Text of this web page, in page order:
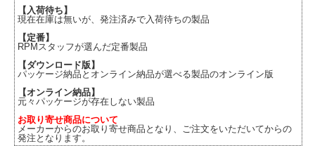
【入荷待ち】
現在在庫は無いが、発注済みで入荷待ちの製品
【定番】
RPMスタッフが選んだ定番製品
【ダウンロード版】
パッケージ納品とオンライン納品が選べる製品のオンライン版
【オンライン納品】
元々パッケージが存在しない製品
お取り寄せ商品について
メーカーからのお取り寄せ商品となり、ご注文をいただいてからの
発注となります。